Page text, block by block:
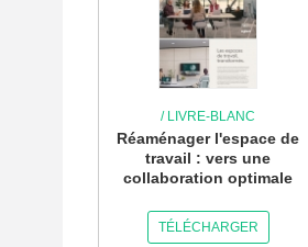
/ LIVRE-BLANC
Réaménager l'espace de
travail : vers une
collaboration optimale
TÉLÉCHARGER